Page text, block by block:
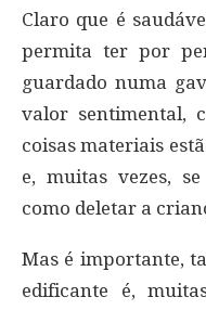
Claro que é
permita ter por
guardado numa
valor sentimental,
coisas materiais
e, muitas vezes,
como deletar a
Mas é importante,
edificante é,